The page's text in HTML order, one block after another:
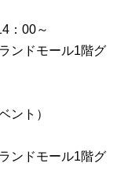
：00～
ンドモール1階グ
ント）
ンドモール1階グ